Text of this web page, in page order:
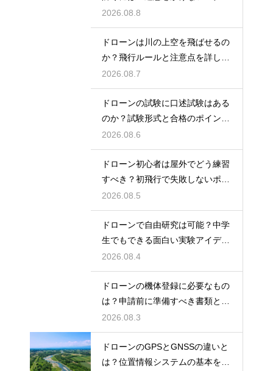
と対策
2026.08.8
ドローンは川の上空を飛ばせるの
か？飛行ルールと注意点を詳しく
解説
2026.08.7
ドローンの試験に口述試験はある
のか？試験形式と合格のポイント
を解説
2026.08.6
ドローン初心者は屋外でどう練習
すべき？初飛行で失敗しないポイ
ント
2026.08.5
ドローンで自由研究は可能？中学
生でもできる面白い実験アイデア
を紹介
2026.08.4
ドローンの機体登録に必要なもの
は？申請前に準備すべき書類と情
報
2026.08.3
ドローンのGPSとGNSSの違いと
は？位置情報システムの基本を解